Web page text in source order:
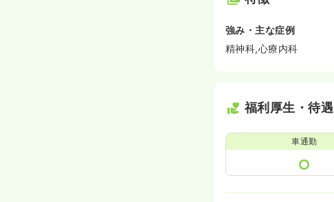
強み・主な症例
精神科,心療内科
福利厚生・待遇
車通勤